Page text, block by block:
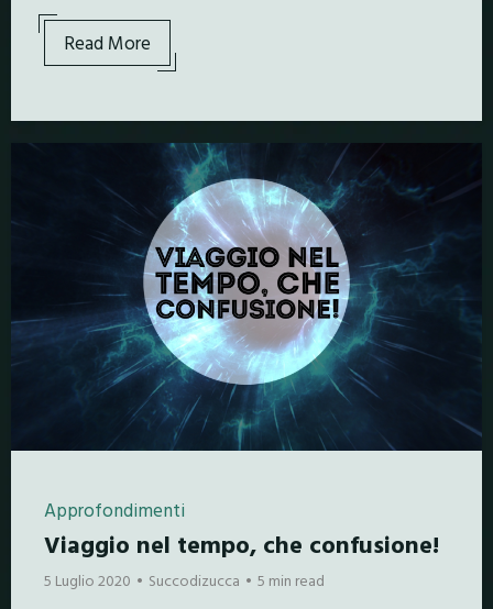
Read More
Approfondimenti
Viaggio nel tempo, che confusione!
5 Luglio 2020 Succodizucca 5 min read